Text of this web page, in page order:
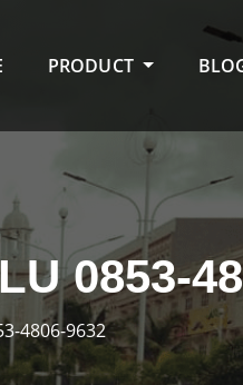
PRODUCT
0853-
4806-9632